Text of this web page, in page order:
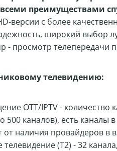
всеми преимуществами
версии с более
широкий выбор
- просмотр телепередачи
телевидению:
OTT/IPTV - количество
500 каналов), есть каналы
от наличия провайдеров в
(Т2) - 32